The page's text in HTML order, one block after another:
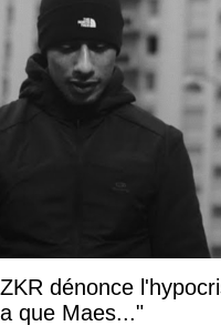
ZKR dénonce
a que Maes..."